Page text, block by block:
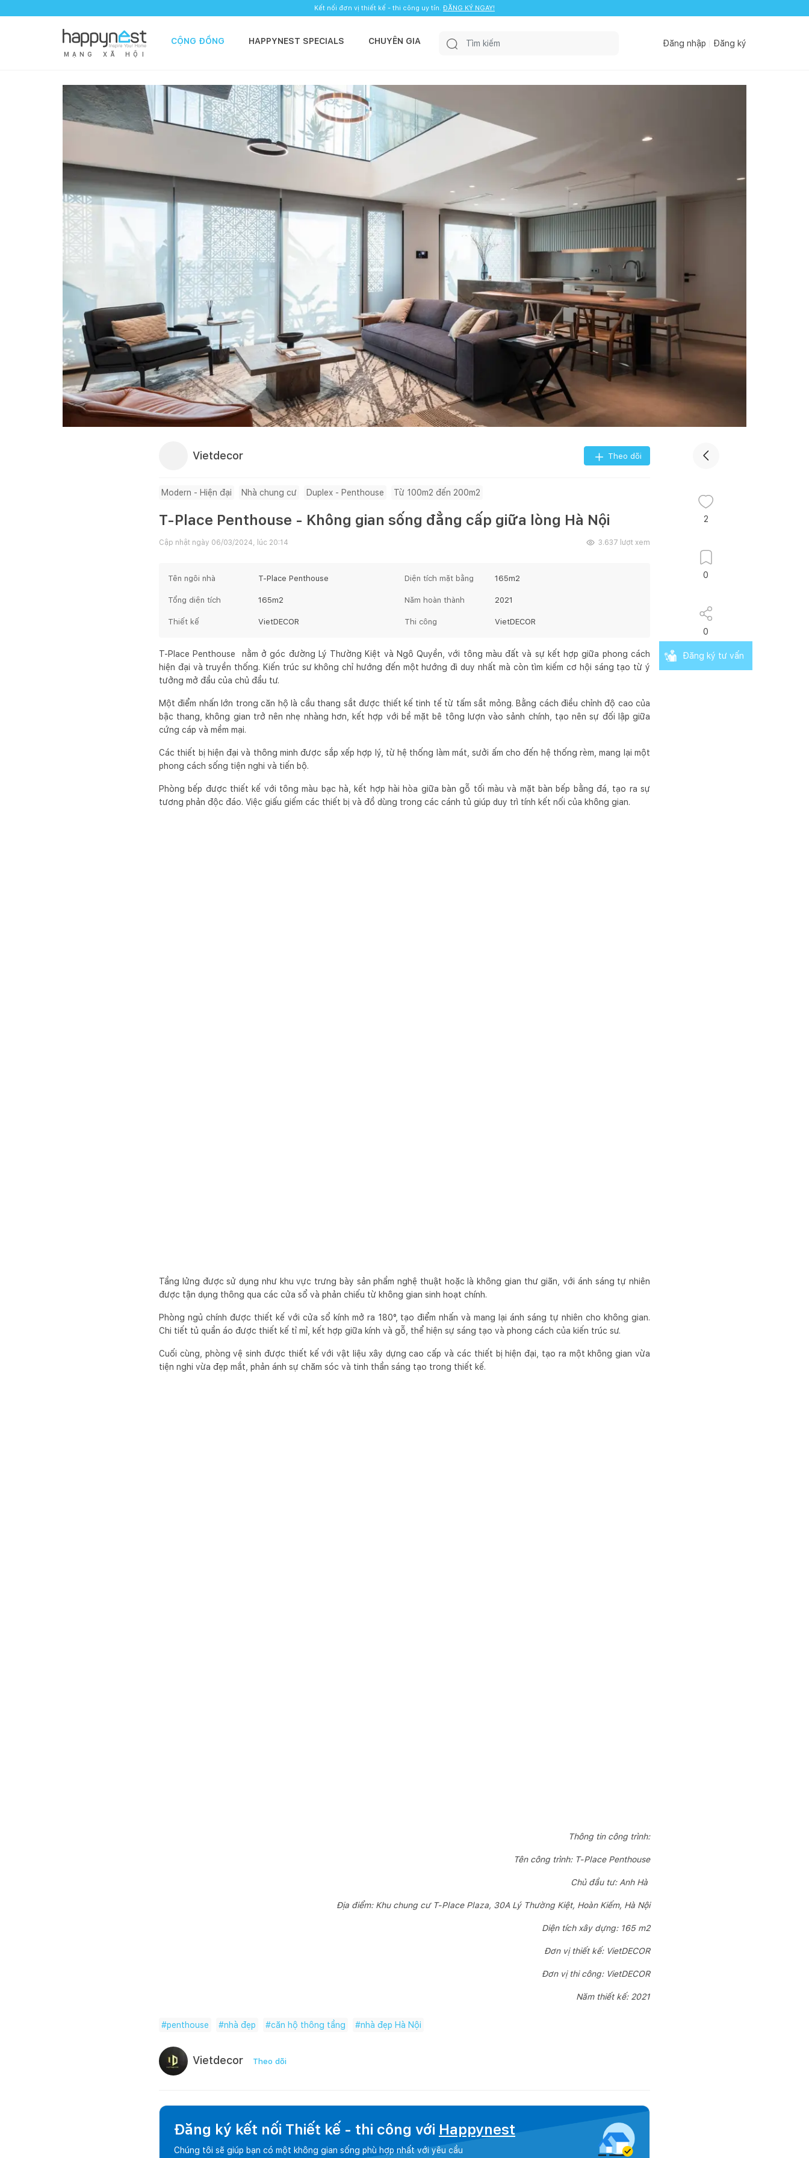
Kết nối đơn vị thiết kế - thi công uy tín. ĐĂNG KÝ NGAY!
M Ạ N G X Ã H Ộ I
CỘNG ĐỒNG HAPPYNEST SPECIALS CHUYÊN GIA Đăng nhập Đăng ký
Vietdecor Theo dõi
Modern - Hiện đại Nhà chung cư Duplex - Penthouse Từ 100m2 đến 200m2
T-Place Penthouse - Không gian sống đẳng cấp giữa lòng Hà Nội
Cập nhật ngày 06/03/2024, lúc 20:14 3.637 lượt xem
Tên ngôi nhà T-Place Penthouse Diện tích mặt bằng 165m2
Tổng diện tích 165m2 Năm hoàn thành 2021
Thiết kế VietDECOR Thi công VietDECOR
T-Place Penthouse nằm ở góc đường Lý Thường Kiệt và Ngô Quyền, với tông màu đất và sự kết hợp giữa phong cách
hiện đại và truyền thống. Kiến trúc sư không chỉ hướng đến một hướng đi duy nhất mà còn tìm kiếm cơ hội sáng tạo từ ý
tưởng mở đầu của chủ đầu tư.
Một điểm nhấn lớn trong căn hộ là cầu thang sắt được thiết kế tinh tế từ tấm sắt mỏng. Bằng cách điều chỉnh độ cao của
bậc thang, không gian trở nên nhẹ nhàng hơn, kết hợp với bề mặt bê tông lượn vào sảnh chính, tạo nên sự đối lập giữa
cứng cáp và mềm mại.
Các thiết bị hiện đại và thông minh được sắp xếp hợp lý, từ hệ thống làm mát, sưởi ấm cho đến hệ thống rèm, mang lại một
phong cách sống tiện nghi và tiến bộ.
Phòng bếp được thiết kế với tông màu bạc hà, kết hợp hài hòa giữa bàn gỗ tối màu và mặt bàn bếp bằng đá, tạo ra sự
tương phản độc đáo. Việc giấu giếm các thiết bị và đồ dùng trong các cánh tủ giúp duy trì tính kết nối của không gian.
Tầng lửng được sử dụng như khu vực trưng bày sản phẩm nghệ thuật hoặc là không gian thư giãn, với ánh sáng tự nhiên
được tận dụng thông qua các cửa sổ và phản chiếu từ không gian sinh hoạt chính.
Phòng ngủ chính được thiết kế với cửa sổ kính mở ra 180°, tạo điểm nhấn và mang lại ánh sáng tự nhiên cho không gian.
Chi tiết tủ quần áo được thiết kế tỉ mỉ, kết hợp giữa kính và gỗ, thể hiện sự sáng tạo và phong cách của kiến trúc sư.
Cuối cùng, phòng vệ sinh được thiết kế với vật liệu xây dựng cao cấp và các thiết bị hiện đại, tạo ra một không gian vừa
tiện nghi vừa đẹp mắt, phản ánh sự chăm sóc và tinh thần sáng tạo trong thiết kế.
Thông tin công trình:
Tên công trình: T-Place Penthouse
Chủ đầu tư: Anh Hà
Địa điểm: Khu chung cư T-Place Plaza, 30A Lý Thường Kiệt, Hoàn Kiếm, Hà Nội
Diện tích xây dựng: 165 m2
Đơn vị thiết kế: VietDECOR
Đơn vị thi công: VietDECOR
Năm thiết kế: 2021
#penthouse #nhà đẹp #căn hộ thông tầng #nhà đẹp Hà Nội
Vietdecor Theo dõi
Đăng ký kết nối Thiết kế - thi công với Happynest
Chúng tôi sẽ giúp bạn có một không gian sống phù hợp nhất với yêu cầu
2
0
0
Đăng ký tư vấn